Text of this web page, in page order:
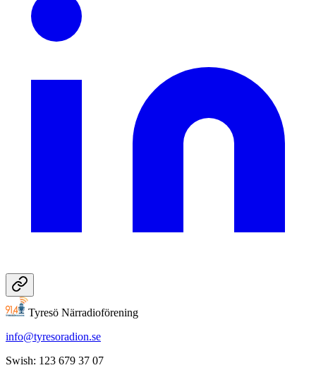
Tyresö Närradioförening
info@tyresoradion.se
Swish: 123 679 37 07